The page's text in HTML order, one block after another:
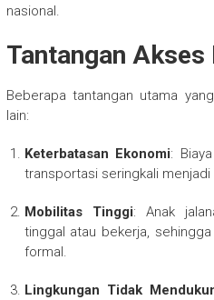
nasional.
Tantangan Akses
Beberapa tantangan utama
lain:
Keterbatasan Ekonomi:
transportasi seringkali
Mobilitas Tinggi: Anak
tinggal atau bekerja,
formal.
Lingkungan Tidak